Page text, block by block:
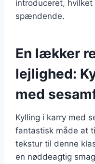
introduceret,
spændende.
En lækker
lejlighed:
med
Kylling i karry med
fantastisk måde at
tekstur til denne
en nøddeagtig